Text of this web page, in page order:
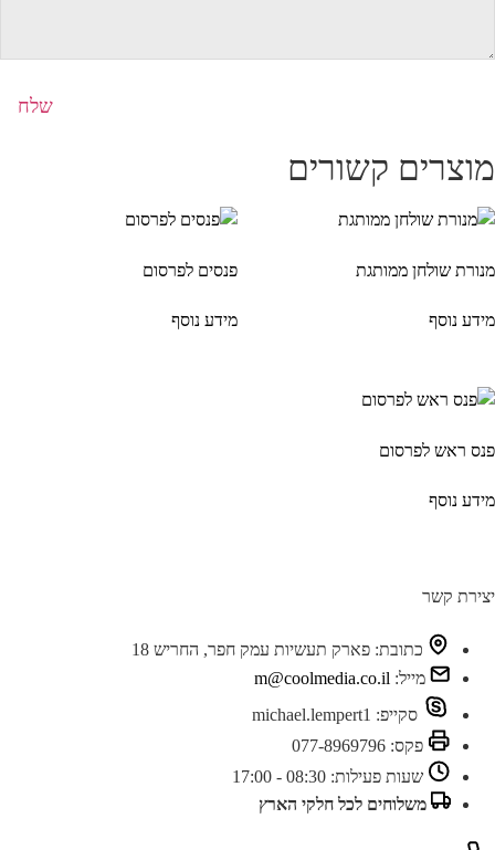
מוצרים קשורים
מנורת שולחן ממותגת
מידע נוסף
פנסים לפרסום
מידע נוסף
פנס ראש לפרסום
מידע נוסף
יצירת קשר
כתובת: פארק תעשיות עמק חפר, החריש 18
מייל: m@coolmedia.co.il
סקייפ: michael.lempert1
פקס: 077-8969796
שעות פעילות: 08:30 - 17:00
משלוחים לכל חלקי הארץ